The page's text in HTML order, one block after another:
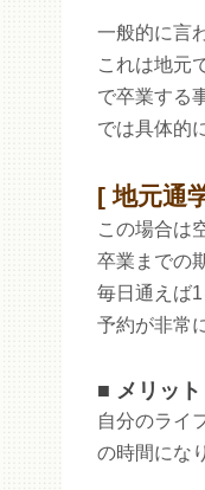
一般的に言
これは地元
で卒業する
では具体的
地元通
この場合は
卒業までの
毎日通えば
予約が非常
メリット
自分のライ
の時間にな